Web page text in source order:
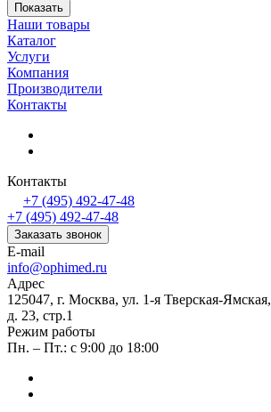
Наши товары
Каталог
Услуги
Компания
Производители
Контакты
Контакты
+7 (495) 492-47-48
+7 (495) 492-47-48
Заказать звонок
E-mail
info@ophimed.ru
Адрес
125047, г. Москва, ул. 1-я Тверская-Ямская,
д. 23, стр.1
Режим работы
Пн. – Пт.: с 9:00 до 18:00